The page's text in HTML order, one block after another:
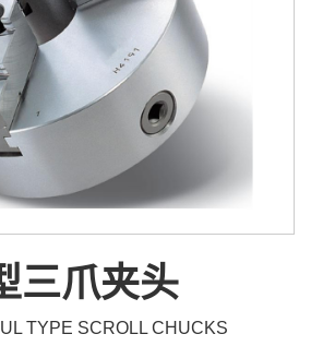
三爪夹头
TYPE SCROLL CHUCKS